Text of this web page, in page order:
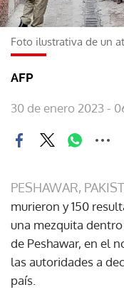
Foto ilustrativa de un
AFP
30 de enero 2023 -
PESHAWAR,
murieron y 150
una mezquita
de Peshawar, en el
las autoridades a
país.